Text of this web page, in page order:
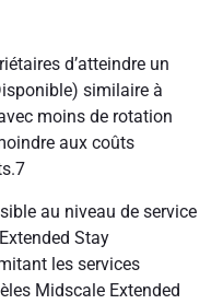
d’atteindre un
similaire à
moins de rotation
aux coûts
7
au niveau de service
Stay
les services
Midscale Extended